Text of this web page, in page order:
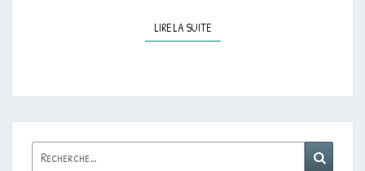
LIRE LA SUITELIRE LA SUITE
Rechercher :